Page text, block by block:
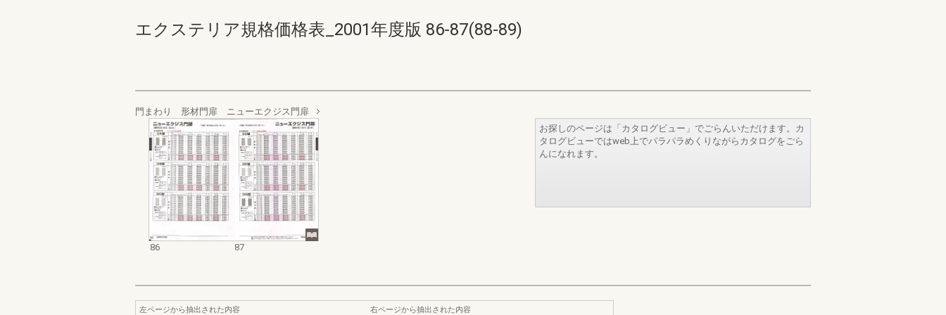
エクステリア規格価格表_2001年度版 86-87(88-89)
門まわり 形材門扉 ニューエクジス門扉
86 87
お探しのページは「カタログビュー」でごらんいただけます。カ
タログビューではweb上でパラパラめくりながらカタログをごら
んになれます。
左ページから抽出された内容
右ページから抽出された内容